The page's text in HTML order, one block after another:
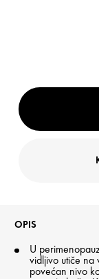
OPIS
U
vidljivo utiče na
povećan nivo